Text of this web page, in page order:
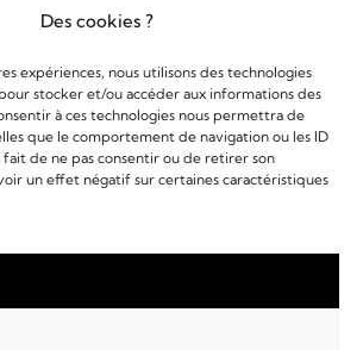
Des cookies ?
expériences, nous utilisons des technologies
stocker et/ou accéder aux informations des
à ces technologies nous permettra de
que le comportement de navigation ou les ID
fait de ne pas consentir ou de retirer son
un effet négatif sur certaines caractéristiques
- Réalisé par